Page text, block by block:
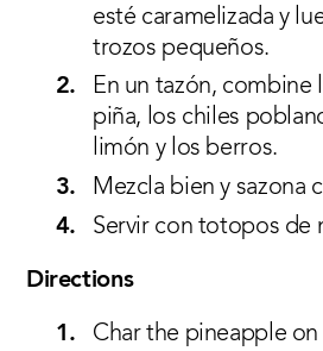
esté caramelizada y
trozos pequeños.
En un tazón, combine
piña, los chiles
limón y los berros.
Mezcla bien y sazona
Servir con totopos de
Directions
Char the pineapple on